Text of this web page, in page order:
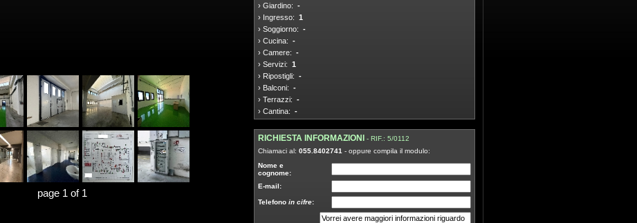
page 1 of 1
› Giardino: -
› Ingresso: 1
› Soggiorno: -
› Cucina: -
› Camere: -
› Servizi: 1
› Ripostigli: -
› Balconi: -
› Terrazzi: -
› Cantina: -
RICHIESTA INFORMAZIONI
- RIF.: 5/0112
Chiamaci al: 055.8402741 - oppure compila il modulo:
Nome e
cognome:
E-mail:
Telefonoin cifre: